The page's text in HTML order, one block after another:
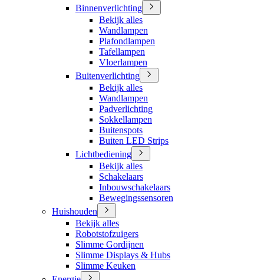
Binnenverlichting
Bekijk alles
Wandlampen
Plafondlampen
Tafellampen
Vloerlampen
Buitenverlichting
Bekijk alles
Wandlampen
Padverlichting
Sokkellampen
Buitenspots
Buiten LED Strips
Lichtbediening
Bekijk alles
Schakelaars
Inbouwschakelaars
Bewegingssensoren
Huishouden
Bekijk alles
Robotstofzuigers
Slimme Gordijnen
Slimme Displays & Hubs
Slimme Keuken